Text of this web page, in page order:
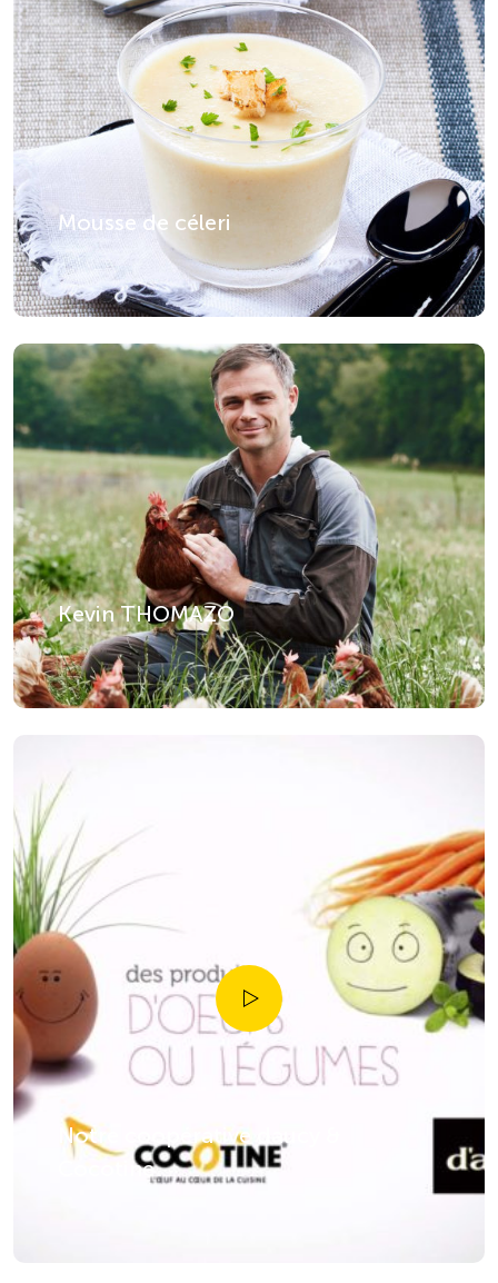
Mousse de céleri
Kevin THOMAZO
Notre coopérative daucy &
Cocotine